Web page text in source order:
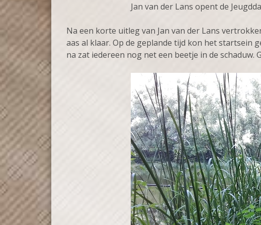
Jan van der Lans opent de
Na een korte uitleg van Jan van der Lans
aas al klaar. Op de geplande tijd kon het startsein
na zat iedereen nog net een beetje in de